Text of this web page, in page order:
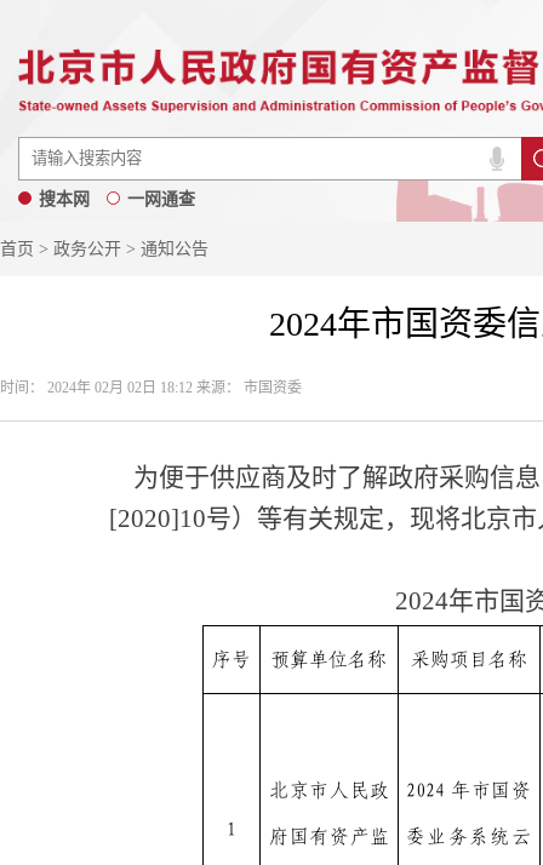
搜本网 一网通查
首页 > 政务公开 > 通知公告
2024年市国资委
时间： 2024年 02月 02日 18:12 来源： 市国资委
为便于供应商及时了解政府采购信
[2020]10号）等有关规定，现将北京
2024年市国